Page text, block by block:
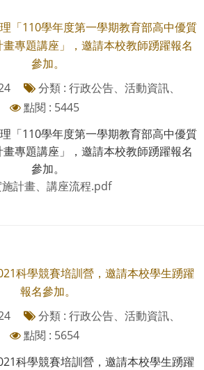
「110學年度第一學期教育部高中優質
專題講座」，邀請本校教師踴躍報名
參加。
分類 : 行政公告、活動資訊、
點閱 : 5445
「110學年度第一學期教育部高中優質
專題講座」，邀請本校教師踴躍報名
參加。
計畫、講座流程.pdf
科學競賽培訓營，邀請本校學生踴躍
報名參加。
分類 : 行政公告、活動資訊、
點閱 : 5654
科學競賽培訓營，邀請本校學生踴躍